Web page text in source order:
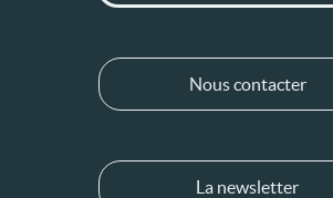
Nous contacter
La newsletter